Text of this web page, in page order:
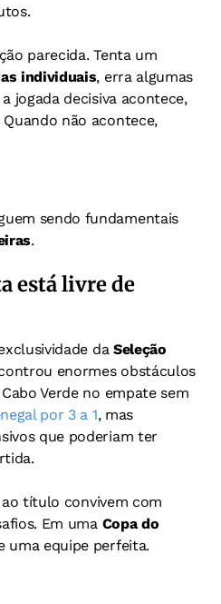
parecida. Tenta um
individuais, erra algumas
jogada decisiva acontece,
não acontece,
sendo fundamentais
.
está livre de
da Seleção
enormes obstáculos
Verde no empate sem
por 3 a 1, mas
que poderiam ter
título convivem com
Em uma Copa do
uma equipe perfeita.